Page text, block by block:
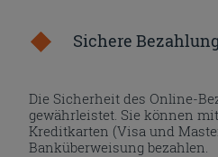
Sichere Bezahlung
Die Sicherheit des Online-
gewährleistet. Sie können
Kreditkarten (Visa und
Banküberweisung bezahlen.